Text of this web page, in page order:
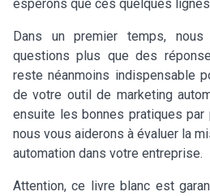
espérons que ces quelques
Dans un premier temps,
questions plus que des
reste néanmoins indispensable
de votre outil de marketing
ensuite les bonnes pratiques par
nous vous aiderons à évaluer la
automation dans votre entreprise.
Attention, ce livre blanc est